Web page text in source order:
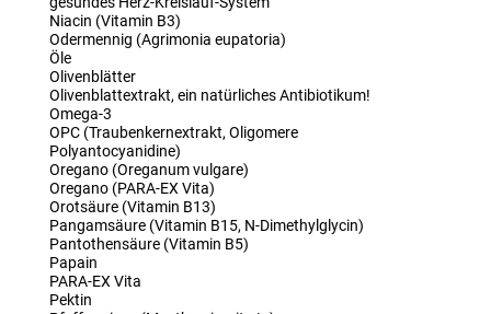
Niacin (Vitamin B3)
Odermennig (Agrimonia eupatoria)
Öle
Olivenblätter
Olivenblattextrakt, ein natürliches Antibiotikum!
Omega-3
OPC (Traubenkernextrakt, Oligomere
Polyantocyanidine)
Oregano (Oreganum vulgare)
Oregano (PARA-EX Vita)
Orotsäure (Vitamin B13)
Pangamsäure (Vitamin B15, N-Dimethylglycin)
Pantothensäure (Vitamin B5)
Papain
PARA-EX Vita
Pektin